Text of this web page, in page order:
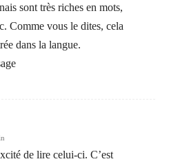
sont très riches en mots,
Comme vous le dites, cela
dans la langue.
de lire celui-ci. C’est